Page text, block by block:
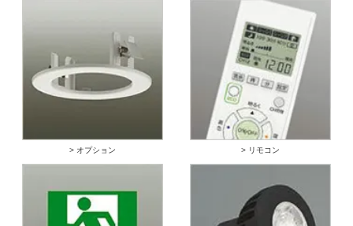
> オプション > リモコン